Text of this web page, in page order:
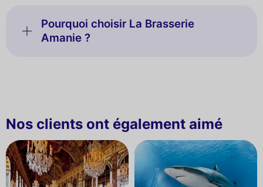
Pourquoi choisir La Brasserie
Amanie ?
Nos clients ont également aimé